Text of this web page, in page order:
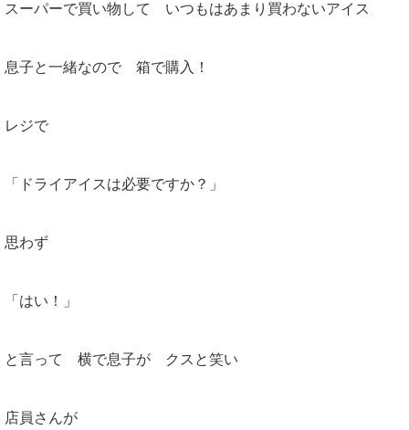
スーパーで買い物して いつもはあまり買わないアイス
息子と一緒なので 箱で購入！
レジで
「ドライアイスは必要ですか？」
思わず
「はい！」
と言って 横で息子が クスと笑い
店員さんが